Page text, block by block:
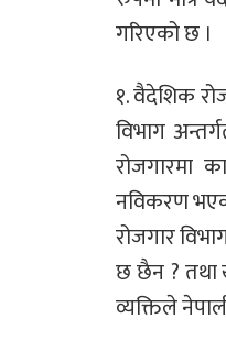
गरिएको छ ।
१. वैदेशिक
विभाग
रोजगारमा
नविकरण
रोजगार
छ छैन ? तथा
व्यक्तिले